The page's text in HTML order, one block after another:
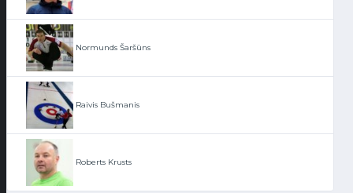
Normunds Šaršūns
Raivis Bušmanis
Roberts Krusts